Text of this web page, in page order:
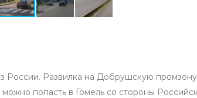
России. Развилка на Добрушскую
попасть в Гомель со стороны